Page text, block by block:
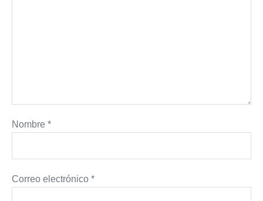
Nombre *
Correo electrónico *